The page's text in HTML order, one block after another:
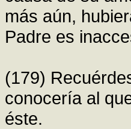
más aún,
Padre es
(179)
conocería al
éste.